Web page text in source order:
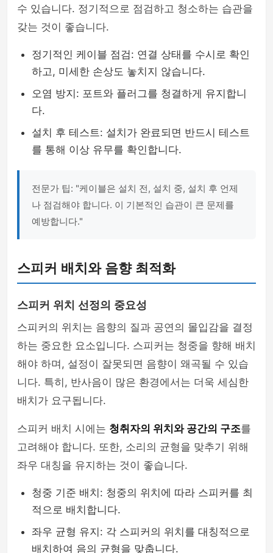
수 있습니다. 정기적으로 점검하고 청소하는 습관을
갖는 것이 좋습니다.
정기적인 케이블 점검: 연결 상태를 수시로 확인
하고, 미세한 손상도 놓치지 않습니다.
오염 방지: 포트와 플러그를 청결하게 유지합니
다.
설치 후 테스트: 설치가 완료되면 반드시 테스트
를 통해 이상 유무를 확인합니다.
전문가 팁: "케이블은 설치 전, 설치 중, 설치 후 언제
나 점검해야 합니다. 이 기본적인 습관이 큰 문제를
예방합니다."
스피커 배치와 음향 최적화
스피커 위치 선정의 중요성
스피커의 위치는 음향의 질과 공연의 몰입감을 결정
하는 중요한 요소입니다. 스피커는 청중을 향해 배치
해야 하며, 설정이 잘못되면 음향이 왜곡될 수 있습
니다. 특히, 반사음이 많은 환경에서는 더욱 세심한
배치가 요구됩니다.
스피커 배치 시에는 청취자의 위치와 공간의 구조를
고려해야 합니다. 또한, 소리의 균형을 맞추기 위해
좌우 대칭을 유지하는 것이 좋습니다.
청중 기준 배치: 청중의 위치에 따라 스피커를 최
적으로 배치합니다.
좌우 균형 유지: 각 스피커의 위치를 대칭적으로
배치하여 음의 균형을 맞춥니다.